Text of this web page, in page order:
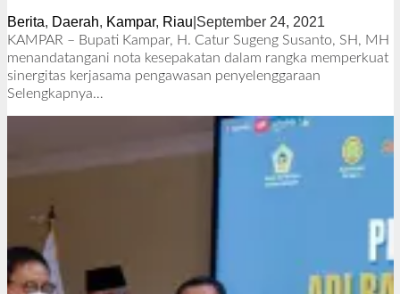
Berita, Daerah, Kampar, Riau September 24, 2021
l
e
KAMPAR – Bupati Kampar, H. Catur Sugeng Susanto, SH, MH
menandatangani nota kesepakatan dalam rangka memperkuat
sinergitas kerjasama pengawasan penyelenggaraan
Selengkapnya…